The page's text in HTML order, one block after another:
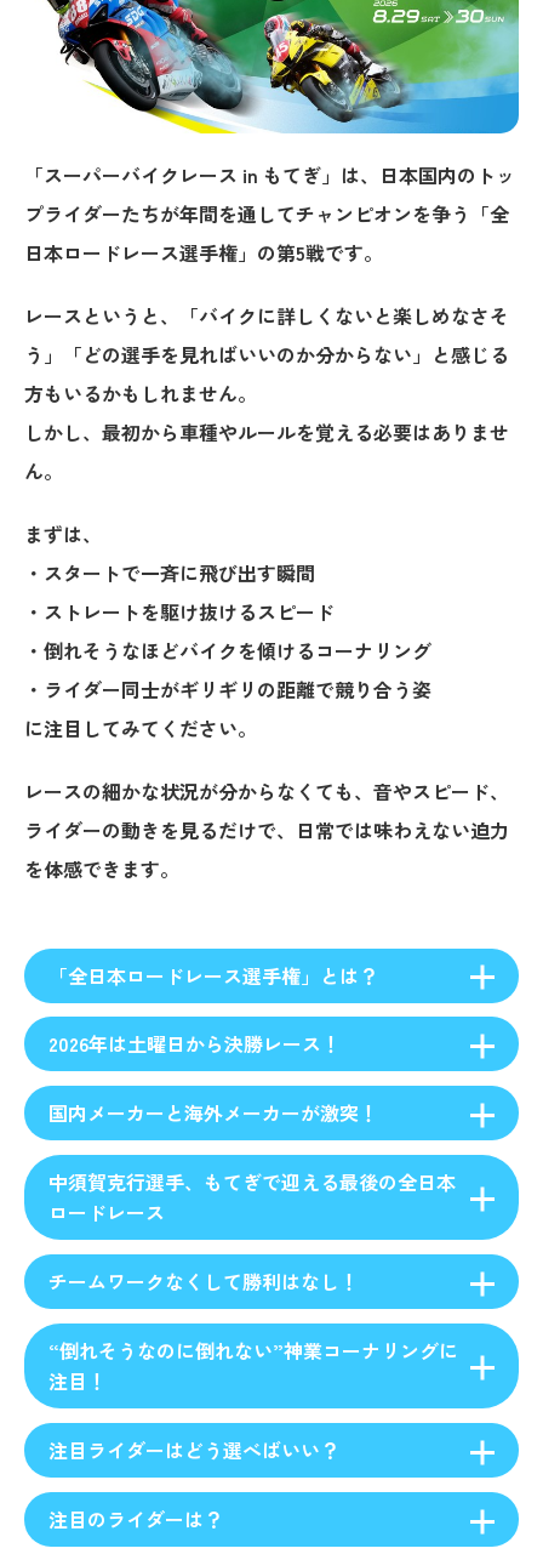
「スーパーバイクレース in もてぎ」は、日本国内のトッ
プライダーたちが年間を通してチャンピオンを争う 「全
日本ロードレース選手権」の第5戦です。
レースというと、「バイクに詳しくないと楽しめなさそ
う」「どの選手を見ればいいのか分からない」と感じる
方もいるかもしれません。
しかし、最初から車種やルールを覚える必要はありませ
ん。
まずは、
・スタートで一斉に飛び出す瞬間
・ストレートを駆け抜けるスピード
・倒れそうなほどバイクを傾けるコーナリング
・ライダー同士がギリギリの距離で競り合う姿
に注目してみてください。
レースの細かな状況が分からなくても、音やスピード、
ライダーの動きを見るだけで、日常では味わえない迫力
を体感できます。
「全日本ロードレース選手権」とは？
2026年は土曜日から決勝レース！
国内メーカーと海外メーカーが激突！
中須賀克行選手、もてぎで迎える最後の全日本
ロードレース
チームワークなくして勝利はなし！
“倒れそうなのに倒れない”神業コーナリングに
注目！
注目ライダーはどう選べばいい？
注目のライダーは？